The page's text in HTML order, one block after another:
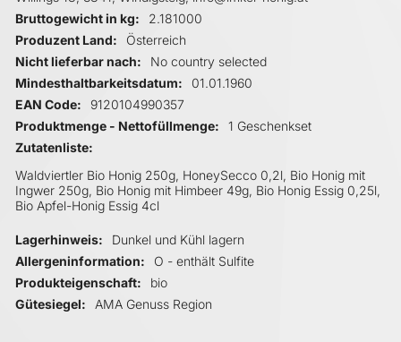
Bruttogewicht in kg
2.181000
Produzent Land
Österreich
Nicht lieferbar nach
No country selected
Mindesthaltbarkeitsdatum
01.01.1960
EAN Code
9120104990357
Produktmenge - Nettofüllmenge
1 Geschenkset
Zutatenliste
Waldviertler Bio Honig 250g, HoneySecco 0,2l, Bio Honig mit
Ingwer 250g, Bio Honig mit Himbeer 49g, Bio Honig Essig 0,25l,
Bio Apfel-Honig Essig 4cl
Lagerhinweis
Dunkel und Kühl lagern
Allergeninformation
O - enthält Sulfite
Produkteigenschaft
bio
Gütesiegel
AMA Genuss Region